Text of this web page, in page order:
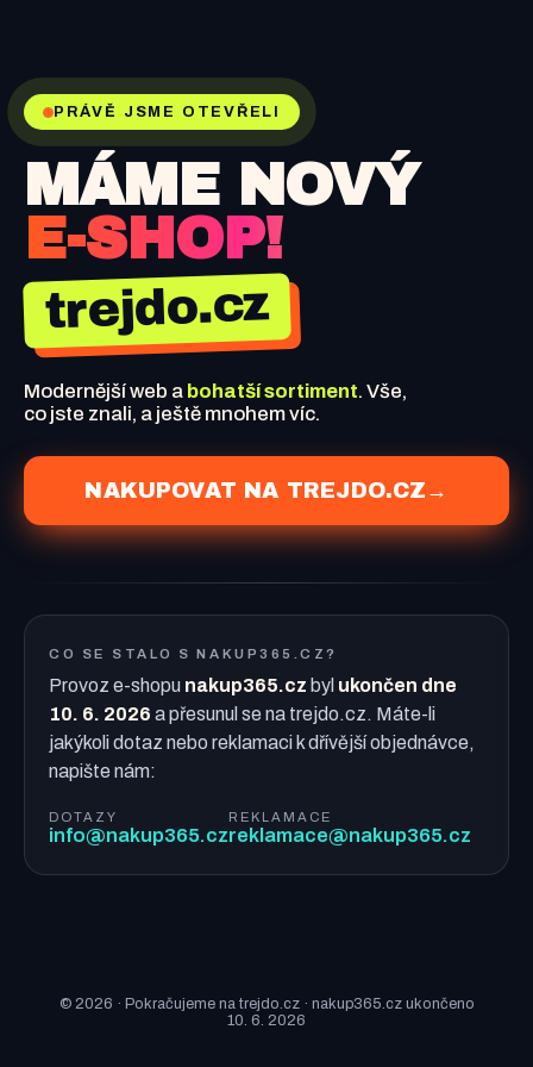
PRÁVĚ JSME OTEVŘELI
MÁME NOVÝ
E-SHOP!
trejdo.cz
Modernější web a bohatší sortiment. Vše,
co jste znali, a ještě mnohem víc.
NAKUPOVAT NA TREJDO.CZ →
CO SE STALO S NAKUP365.CZ?
Provoz e-shopu nakup365.cz byl ukončen dne
10. 6. 2026 a přesunul se na trejdo.cz. Máte-li
jakýkoli dotaz nebo reklamaci k dřívější objednávce,
napište nám:
DOTAZY
info@nakup365.cz
REKLAMACE
reklamace@nakup365.cz
© 2026 · Pokračujeme na trejdo.cz · nakup365.cz ukončeno
10. 6. 2026